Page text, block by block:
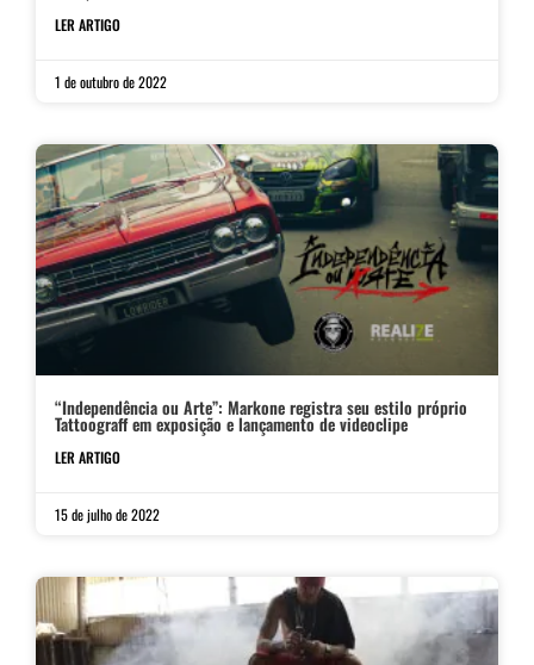
LER ARTIGO
1 de outubro de 2022
“Independência ou Arte”: Markone registra seu estilo próprio
Tattoograff em exposição e lançamento de videoclipe
LER ARTIGO
15 de julho de 2022